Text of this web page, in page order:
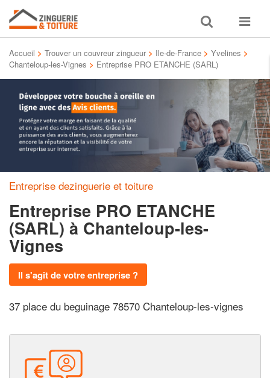
Toggle
search
Toggle
Accueil > Trouver un couvreur zingueur > Ile-de-France > Yvelines >
Chanteloup-les-Vignes > Entreprise PRO ETANCHE (SARL)
Entreprise dezinguerie et toiture
Entreprise PRO ETANCHE
(SARL) à Chanteloup-les-
Vignes
Il s'agit de votre entreprise ?
37 place du beguinage 78570 Chanteloup-les-vignes